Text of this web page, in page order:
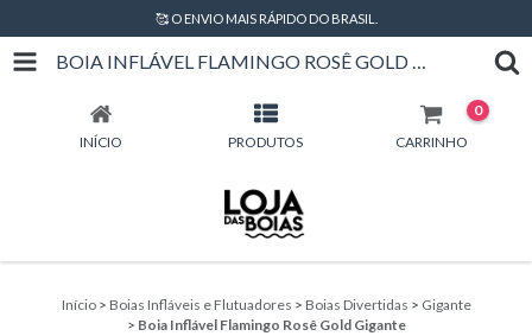
🥰 O ENVIO MAIS RÁPIDO DO BRASIL.
BOIA INFLÁVEL FLAMINGO ROSÊ GOLD GIGANTE
INÍCIO PRODUTOS CARRINHO
0
Início > Boias Infláveis e Flutuadores > Boias Divertidas > Gigante
> Boia Inflável Flamingo Rosê Gold Gigante